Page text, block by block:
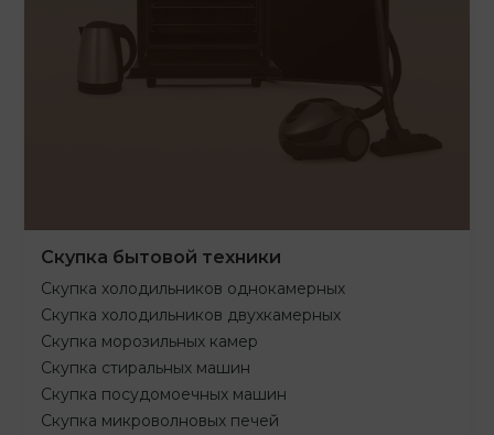
Скупка бытовой техники
Скупка холодильников однокамерных
Скупка холодильников двухкамерных
Скупка морозильных камер
Скупка стиральных машин
Скупка посудомоечных машин
Скупка микроволновых печей